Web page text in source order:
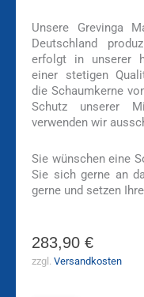
Unsere Grevinga
Deutschland
erfolgt in unserer
einer stetigen
die Schaumkerne
Schutz unserer
verwenden wir
Sie wünschen eine
Sie sich gerne an
gerne und setzen
283,90 €
zzgl. Versandkosten